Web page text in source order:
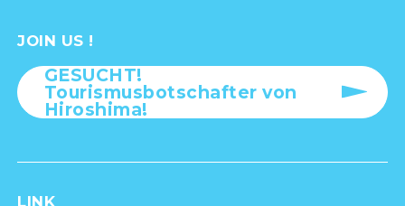
JOIN US !
GESUCHT!
Tourismusbotschafter von
Hiroshima!
LINK